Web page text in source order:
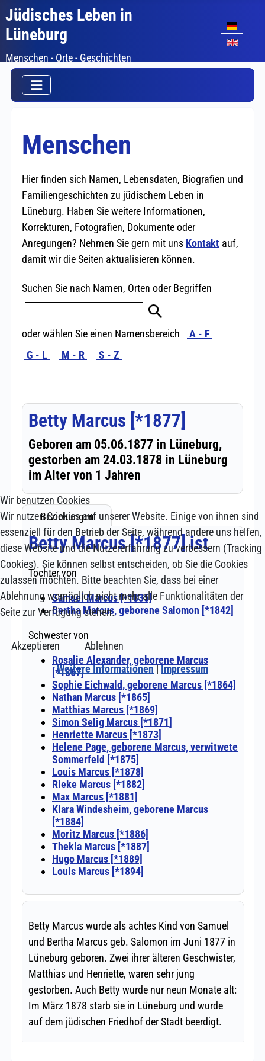
Jüdisches Leben in
Lüneburg
Menschen - Orte - Geschichten
Sprache
Wir benutzen Cookies
Wir nutzen Cookies auf unserer Website. Einige von ihnen sind
essenziell für den Betrieb der Seite, während andere uns helfen,
diese Website und die Nutzererfahrung zu verbessern (Tracking
Cookies). Sie können selbst entscheiden, ob Sie die Cookies
zulassen möchten. Bitte beachten Sie, dass bei einer
Ablehnung womöglich nicht mehr alle Funktionalitäten der
Seite zur Verfügung stehen.
Akzeptieren
Ablehnen
Weitere Informationen|Impressum